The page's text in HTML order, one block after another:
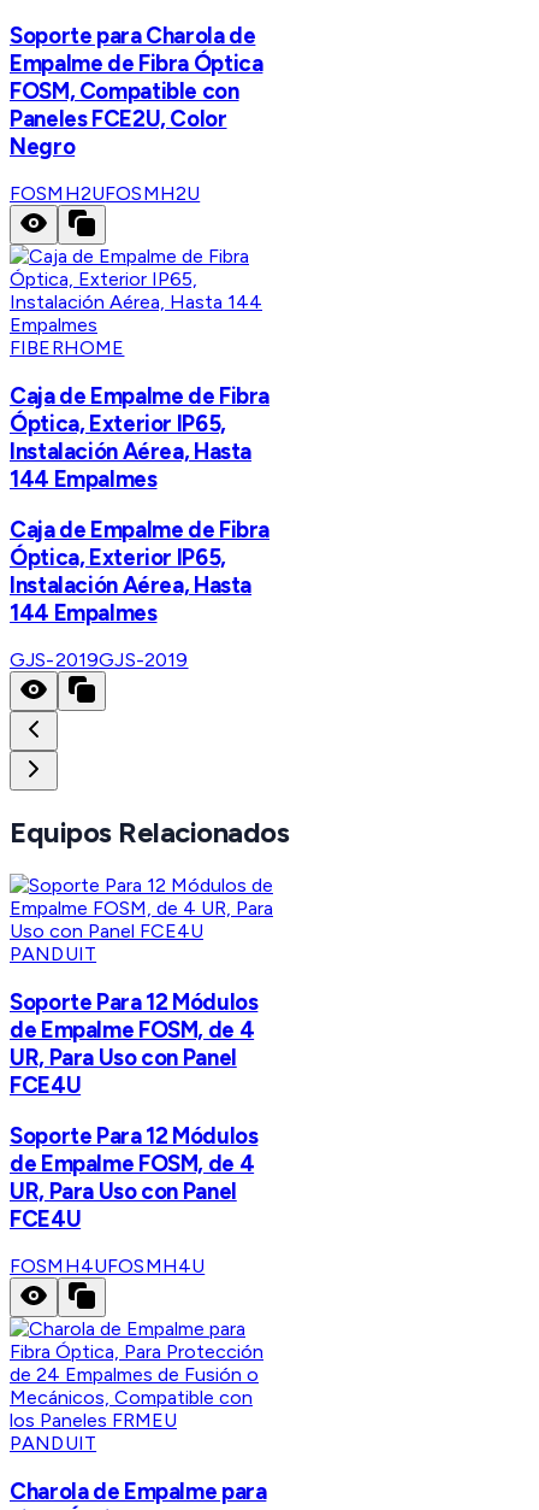
Soporte para Charola de
Empalme de Fibra Óptica
FOSM, Compatible con
Paneles FCE2U, Color
Negro
FOSMH2UFOSMH2U
FIBERHOME
Caja de Empalme de Fibra
Óptica, Exterior IP65,
Instalación Aérea, Hasta
144 Empalmes
Caja de Empalme de Fibra
Óptica, Exterior IP65,
Instalación Aérea, Hasta
144 Empalmes
GJS-2019GJS-2019
Equipos Relacionados
PANDUIT
Soporte Para 12 Módulos
de Empalme FOSM, de 4
UR, Para Uso con Panel
FCE4U
Soporte Para 12 Módulos
de Empalme FOSM, de 4
UR, Para Uso con Panel
FCE4U
FOSMH4UFOSMH4U
PANDUIT
Charola de Empalme para